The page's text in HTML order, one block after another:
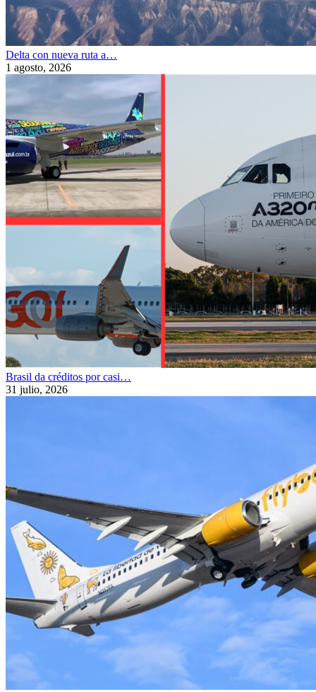
Delta con nueva ruta a…
1 agosto, 2026
Brasil da créditos por casi…
31 julio, 2026